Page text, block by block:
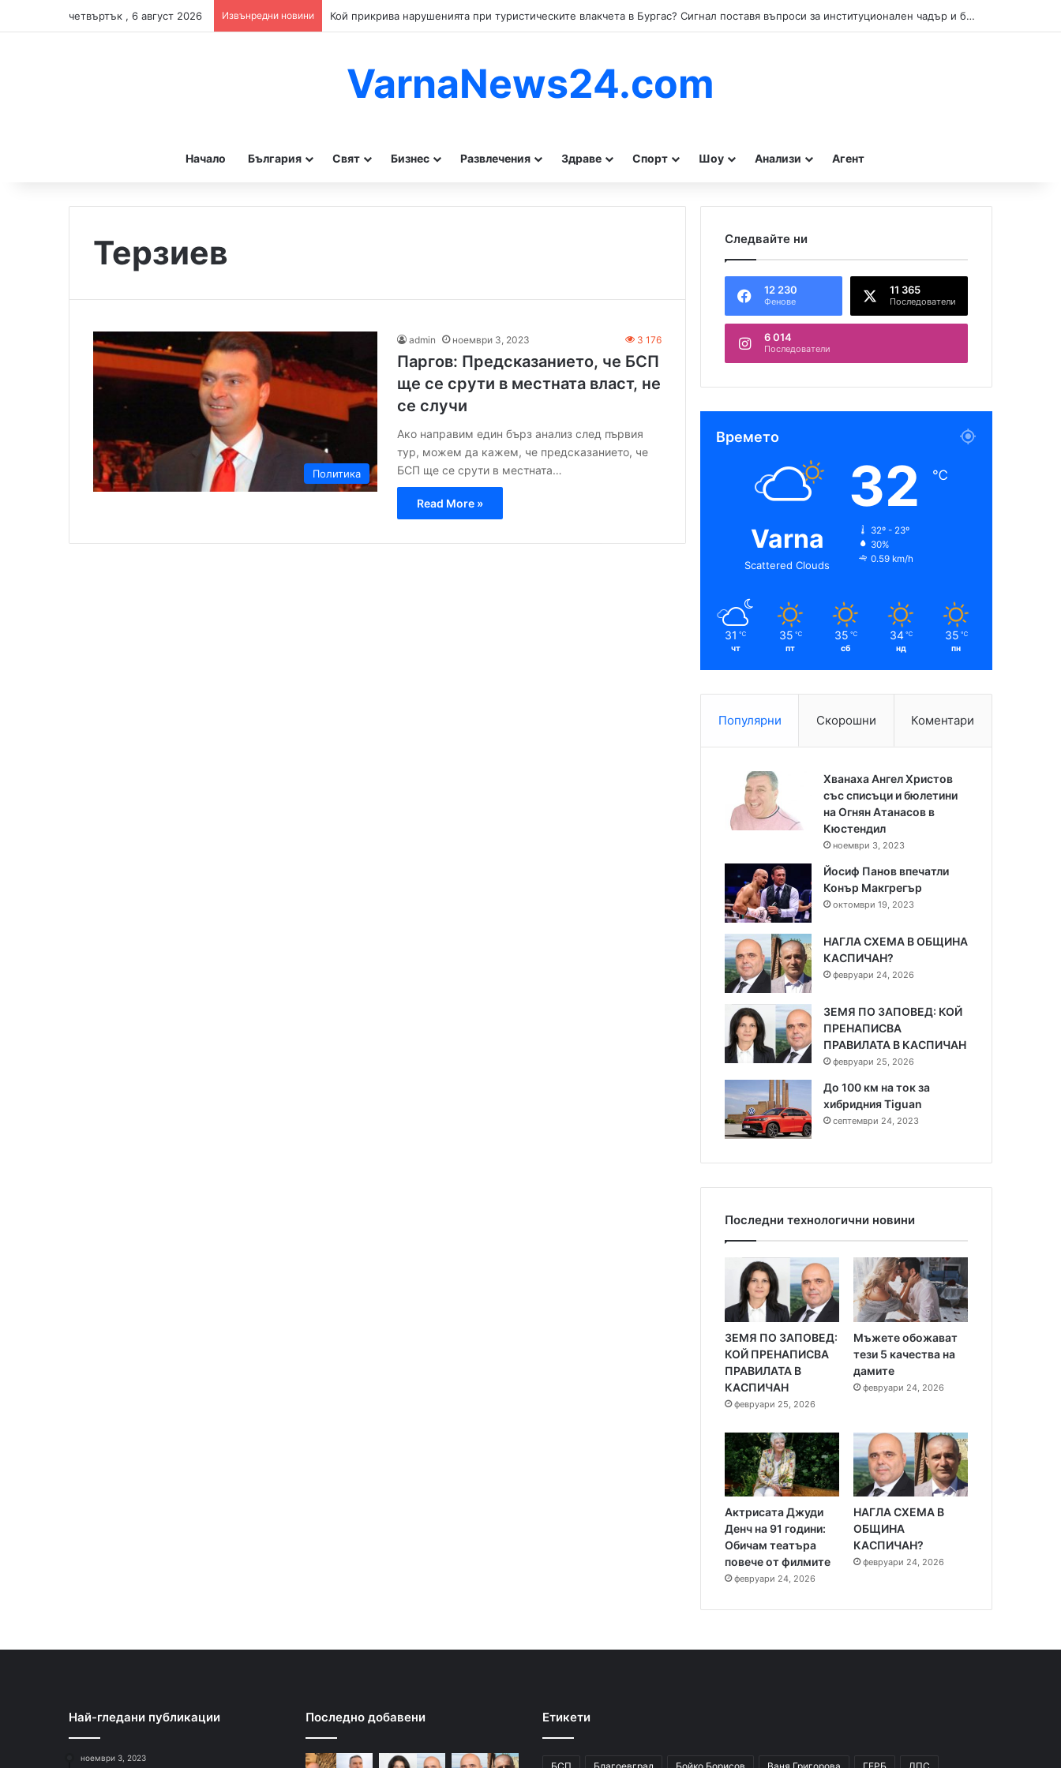
четвъртък , 6 август 2026 Извънредни новини Кой прикрива нарушенията при туристическите влакчета в Бургас? Сигнал поставя въпроси за институционален чадър и бездействие на контролните органи.
VarnaNews24.com
Начало България Свят Бизнес Развлечения Здраве Спорт Шоу Анализи Агент
Терзиев
Политика
admin ноември 3, 2023 3 176
Паргов: Предсказанието, че БСП
ще се срути в местната власт, не
се случи
Ако направим един бърз анализ след първия
тур, можем да кажем, че предсказанието, че
БСП ще се срути в местната…
Read More »
Следвайте ни
12 230
Фенове
11 365
Последователи
6 014
Последователи
Времето
Varna
Scattered Clouds
32 ℃
32º - 23º
30%
0.59 km/h
31 ℃
чт
35 ℃
пт
35 ℃
сб
34 ℃
нд
35 ℃
пн
Популярни Скорошни Коментари
Хванаха Ангел Христов
със списъци и бюлетини
на Огнян Атанасов в
Кюстендил
ноември 3, 2023
Йосиф Панов впечатли
Конър Макгрегър
октомври 19, 2023
НАГЛА СХЕМА В ОБЩИНА
КАСПИЧАН?
февруари 24, 2026
ЗЕМЯ ПО ЗАПОВЕД: КОЙ
ПРЕНАПИСВА
ПРАВИЛАТА В КАСПИЧАН
февруари 25, 2026
До 100 км на ток за
хибридния Tiguan
септември 24, 2023
Последни технологични новини
ЗЕМЯ ПО ЗАПОВЕД:
КОЙ ПРЕНАПИСВА
ПРАВИЛАТА В
КАСПИЧАН
февруари 25, 2026
Мъжете обожават
тези 5 качества на
дамите
февруари 24, 2026
Актрисата Джуди
Денч на 91 години:
Обичам театъра
повече от филмите
февруари 24, 2026
НАГЛА СХЕМА В
ОБЩИНА
КАСПИЧАН?
февруари 24, 2026
Най-гледани публикации
ноември 3, 2023
Последно добавени Етикети